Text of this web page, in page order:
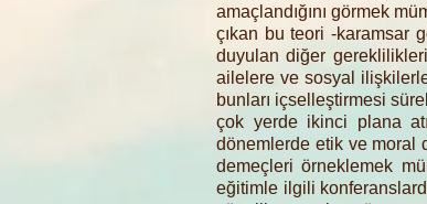
amaçlandığını görmek
çıkan bu teori -karamsar
duyulan diğer
ailelere ve sosyal ilişkilerle
bunları içselleştirmesi
çok yerde ikinci plana
dönemlerde etik ve moral
demeçleri örneklemek
eğitimle ilgili